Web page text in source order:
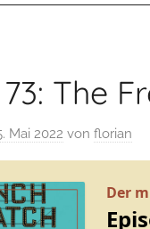
The
Mai 2022 von florian